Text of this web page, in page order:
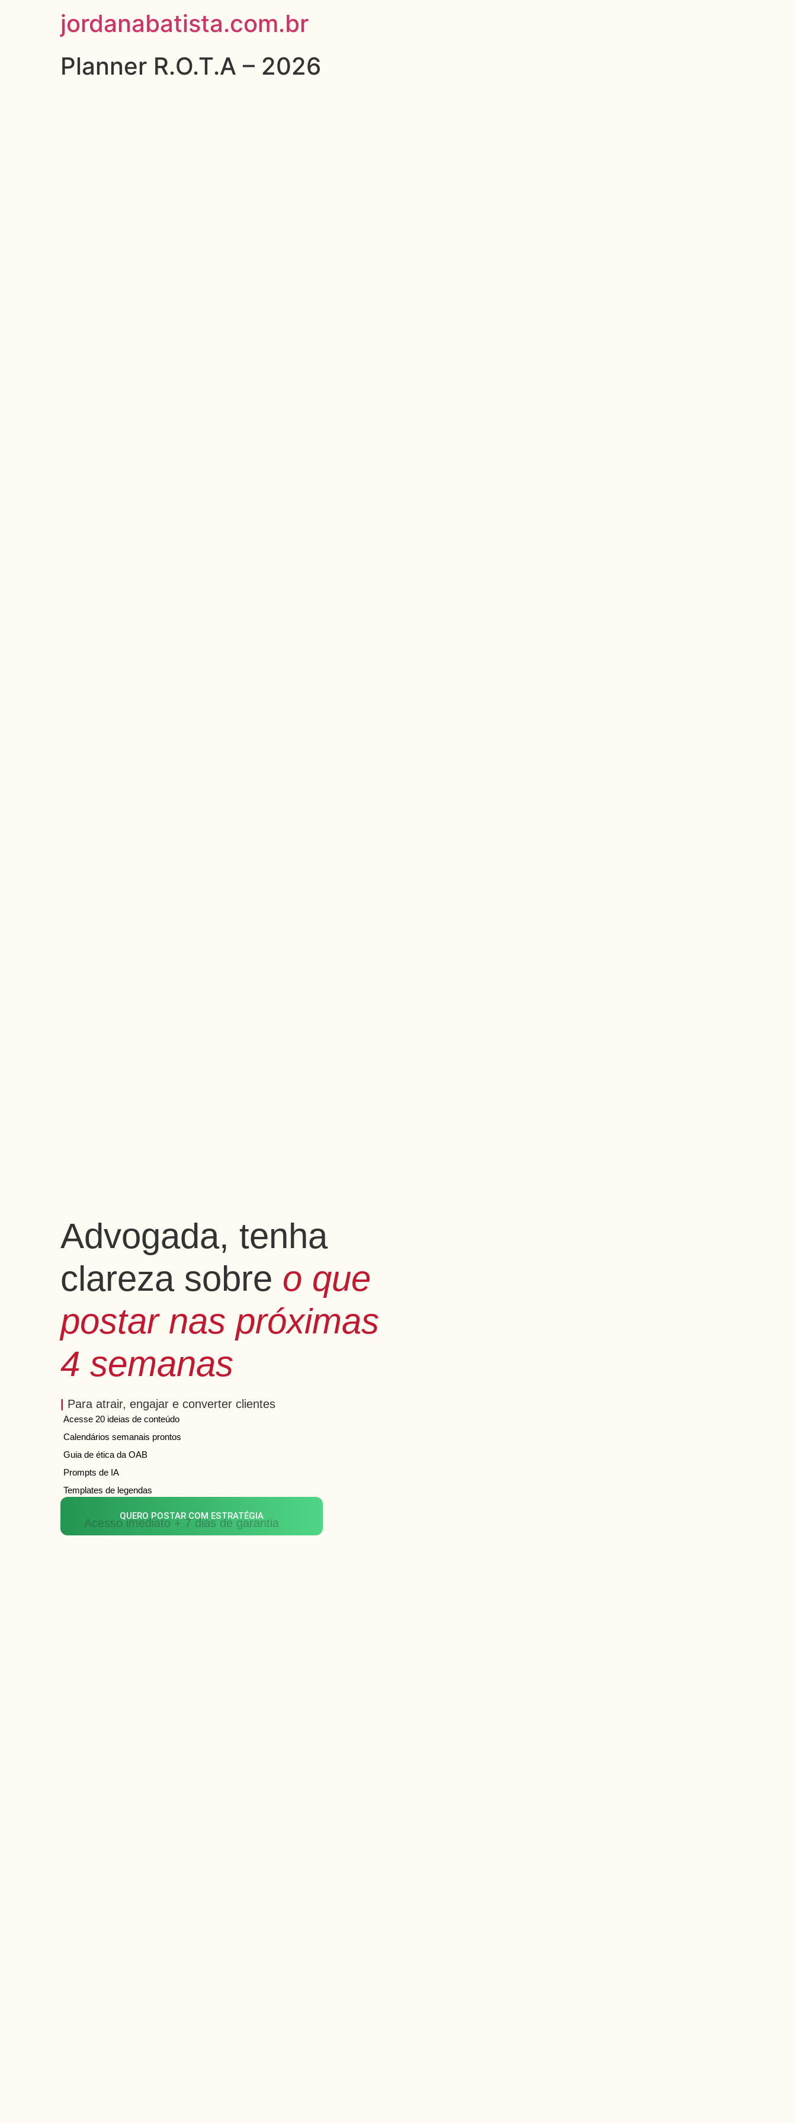
jordanabatista.com.br
Planner R.O.T.A – 2026
Advogada, tenha
clareza sobre o que
postar nas próximas
4 semanas
Para atrair, engajar e converter clientes
Acesse 20 ideias de conteúdo
Calendários semanais prontos
Guia de ética da OAB
Prompts de IA
Templates de legendas
QUERO POSTAR COM ESTRATÉGIA
Acesso imediato + 7 dias de garantia